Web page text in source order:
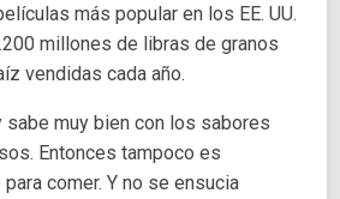
más popular en los EE. UU.
millones de libras de granos
vendidas cada año.
sabe muy bien con los sabores
Entonces tampoco es
comer. Y no se ensucia